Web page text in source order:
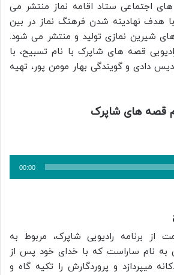
اجتماعی ستاد اقامه نماز منتشر می
با هدف نهادینه شدن فرهنگ نماز در بین
شیرین نمازی تولید و منتشر می شود.
قصه های شاپرک با نام تسبیح، با
دادی و گویندگی بهار مومن پور، تهیه
های شاپرک
00:00
برنامه رادیویی شاپرک، مربوط به
نام ساراست که با خدای خود پس از
میپردازد و پروردگارش را تکیه گاه و